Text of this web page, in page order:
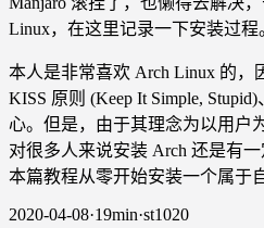
Linux，在这里记录一下安装过程
本人是非常喜欢 Arch Linux 的，
KISS 原则 (Keep It Simple,
心。但是，由于其理念为以用户
对很多人来说安装 Arch 还是有
本篇教程从零开始安装一个属于
2020-04-08·19min·st1020